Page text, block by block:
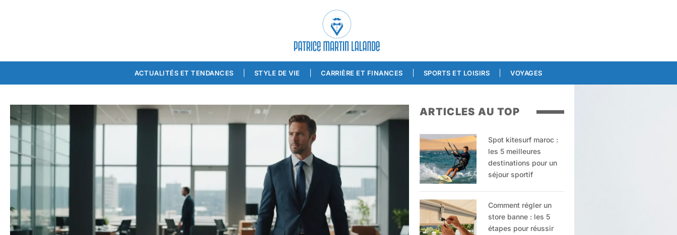
ACTUALITÉS ET TENDANCES STYLE DE VIE CARRIÈRE ET FINANCES SPORTS ET LOISIRS VOYAGES
ARTICLES AU TOP
Spot kitesurf maroc :
les 5 meilleures
destinations pour un
séjour sportif
Comment régler un
store banne : les 5
étapes pour réussir